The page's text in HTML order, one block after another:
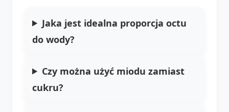
Jaka jest idealna proporcja octu
do wody?
Czy można użyć miodu zamiast
cukru?